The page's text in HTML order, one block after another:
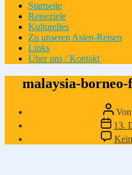
Startseite
Reiseziele
Kulturelles
Zu unseren Asien-Reisen
Links
Über uns / Kontakt
malaysia-borneo-
Von
13.